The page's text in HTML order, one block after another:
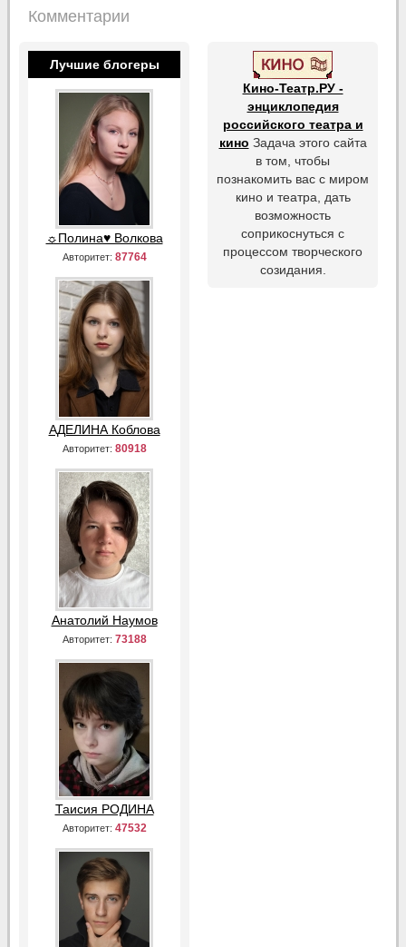
Комментарии
Лучшие блогеры
☼Полина♥ Волкова
Авторитет: 87764
АДЕЛИНА Коблова
Авторитет: 80918
Анатолий Наумов
Авторитет: 73188
Таисия РОДИНА
Авторитет: 47532
Кино-Театр.РУ -
энциклопедия
российского театра и
кино Задача этого сайта
в том, чтобы
познакомить вас с миром
кино и театра, дать
возможность
соприкоснуться с
процессом творческого
созидания.